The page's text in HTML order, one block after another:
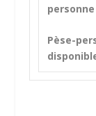
Pèse-